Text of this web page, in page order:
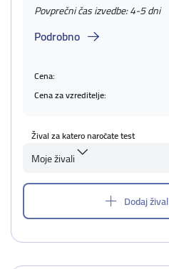
Povprečni čas izvedbe: 4-5 dni
Podrobno
Cena:
Cena za vzreditelje:
Žival za katero naročate test
Moje živali
Dodaj žival